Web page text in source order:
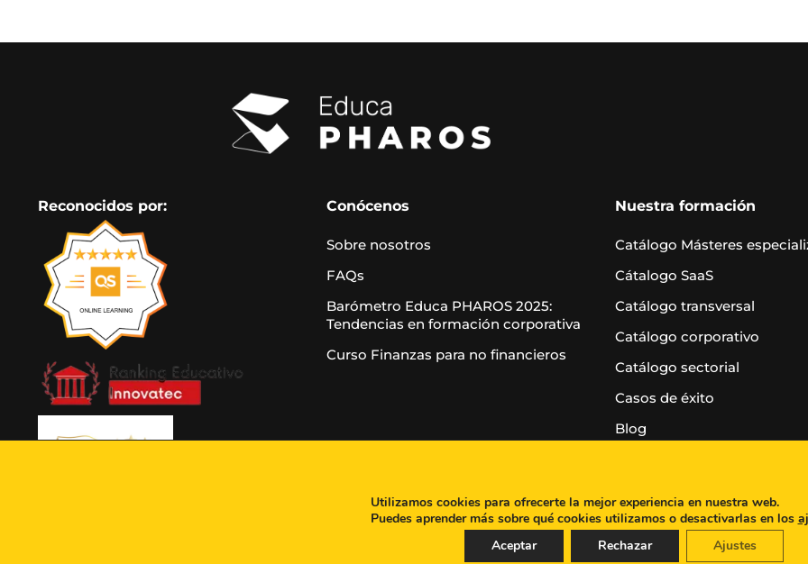
Reconocidos por: Conócenos
Sobre nosotros
FAQs
Barómetro Educa PHAROS 2025:
Tendencias en formación corporativa
Curso Finanzas para no financieros
Nuestra formación
Catálogo Másteres
Cátalogo SaaS
Catálogo transversal
Catálogo corporativo
Catálogo sectorial
Casos de éxito
Blog
Política de privacidad Política de Cookies|Canal de
Utilizamos cookies para ofrecerte la mejor experiencia en nuestra web.
Puedes aprender más sobre qué cookies utilizamos o desactivarlas en los
Aceptar
Rechazar Ajustes